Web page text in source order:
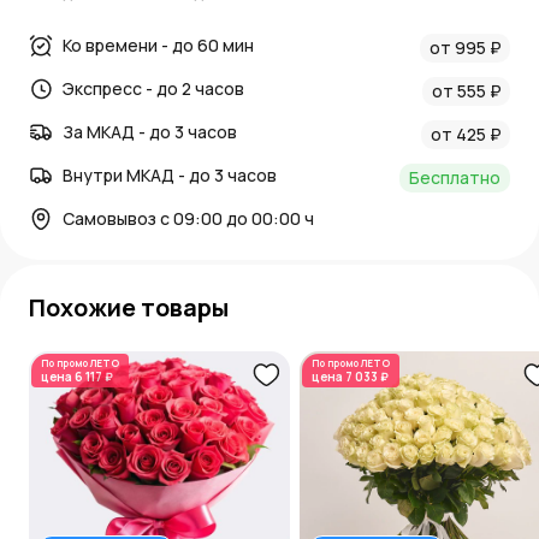
Ко времени - до 60 мин
от 995 ₽
Экспресс - до 2 часов
от 555 ₽
За МКАД - до 3 часов
от 425 ₽
Внутри МКАД - до 3 часов
Бесплатно
Самовывоз с 09:00 до 00:00 ч
Похожие товары
По промоЛЕТО
цена 6 117 ₽
По промоЛЕТО
цена 7 033 ₽